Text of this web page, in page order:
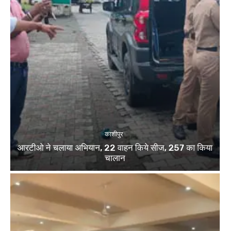
काशीपुर
आरटीओ ने चलाया अभियान, 22 वाहन किये सीज, 257 का किया
चालान